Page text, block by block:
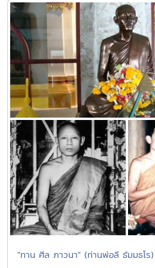
"ทาน ศีล ภาวนา" (ท่านพ่อลี ธัมมธโร)